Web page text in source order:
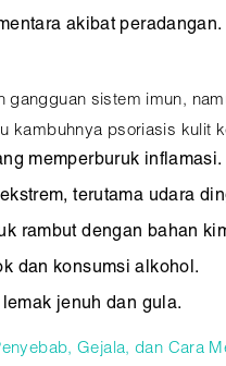
akibat peradangan.
gangguan sistem imun,
kambuhnya psoriasis kulit
memperburuk inflamasi.
terutama udara
rambut dengan bahan
dan konsumsi alkohol.
jenuh dan gula.
Gejala, dan Cara